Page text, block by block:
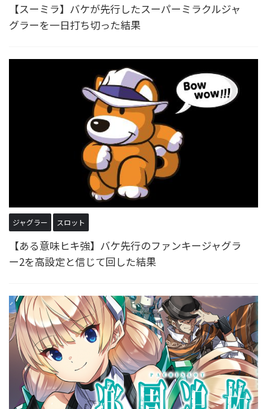
【スーミラ】バケが先行したスーパーミラクルジャ
グラーを一日打ち切った結果
ジャグラー スロット
【ある意味ヒキ強】バケ先行のファンキージャグラ
ー2を高設定と信じて回した結果